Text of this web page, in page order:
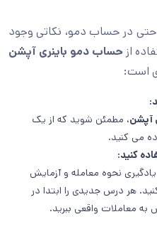
حتی در حساب دمو، نکاتی وجود
از حساب دمو باینری آپشن
است:
آپشن، مطمئن شوید که از یک
می کنید.
کنید:
یادگیری نحوه معامله و آزمایش
هر درس جدیدی را ابتدا در
معاملات واقعی ببرید.